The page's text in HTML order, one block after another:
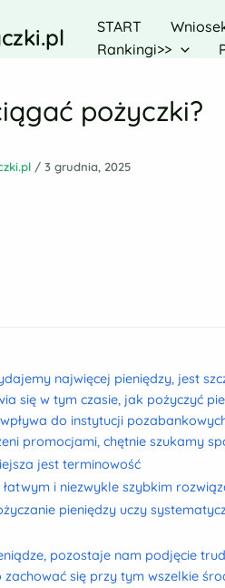
START
Rankingi>>
pożyczki?
/ 3 grudnia, 2025
najwięcej pieniędzy, jest
się w tym czasie, jak pożyczyć
do instytucji
promocjami, chętnie szukamy
jest terminowość
i niezwykle szybkim
pieniędzy uczy
pozostaje nam podjęcie
się przy tym wszelkie